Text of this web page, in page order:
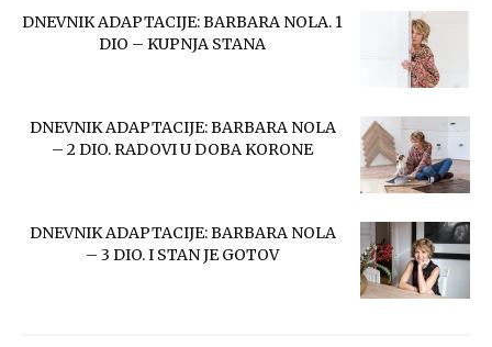
DNEVNIK ADAPTACIJE: BARBARA NOLA. 1
DIO – KUPNJA STANA
DNEVNIK ADAPTACIJE: BARBARA NOLA
– 2 DIO. RADOVI U DOBA KORONE
DNEVNIK ADAPTACIJE: BARBARA NOLA
– 3 DIO. I STAN JE GOTOV